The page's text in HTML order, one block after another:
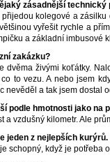
zásadnější
kolegové a
vyřešit rychle a
a základní imbusové
zakázku?
dvěma živými koťátky.
co to vezu. A nebo jsem
nevěděl a tak jsem dostal
podle hmotnosti jako na
a vzdušný kilometr. Ale
jeden z nejlepších
schopný, když je potřeba